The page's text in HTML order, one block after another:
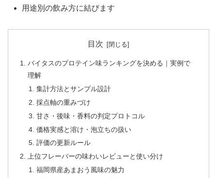
用途別の飲み方に結びます
目次
バイタスのプロテイン味ランキングを決める｜実例で
理解
集計方法とサンプル設計
採点軸の重みづけ
甘さ・後味・香料の判定プロトコル
価格実感と溶け・泡立ちの扱い
評価の更新ルール
上位フレーバーの味わいレビューと使い分け
福岡県産あまおう風味の魅力